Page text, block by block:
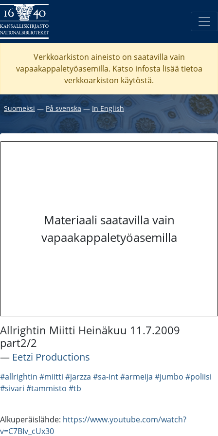
Verkkoarkiston aineisto on saatavilla vain
vapaakappaletyöasemilla. Katso infosta lisää tietoa
verkkoarkiston käytöstä.
Suomeksi ― På svenska― In English
Materiaali saatavilla vain
vapaakappaletyöasemilla
Allrightin Miitti Heinäkuu 11.7.2009
part2/2
― Eetzi Productions
#allrightin #miitti #jarzza #sa-int#armeija #jumbo #poliisi
#sivari #tammisto #tb
Alkuperäislähde: https://www.youtube.com/watch?
v=C7BIv_cUx30